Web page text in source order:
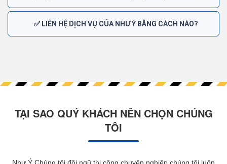
✅ LIÊN HỆ DỊCH VỤ CỦA NHƯ Ý BẰNG CÁCH NÀO?
TẠI SAO QUÝ KHÁCH NÊN CHỌN CHÚNG
TÔI